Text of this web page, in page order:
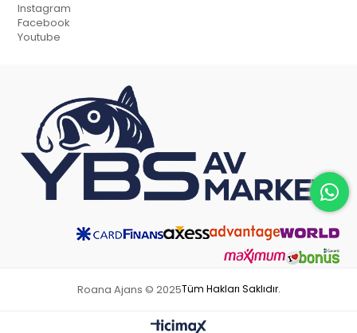
Instagram
Facebook
Youtube
Roana Ajans © 2025Tüm Hakları Saklıdır.